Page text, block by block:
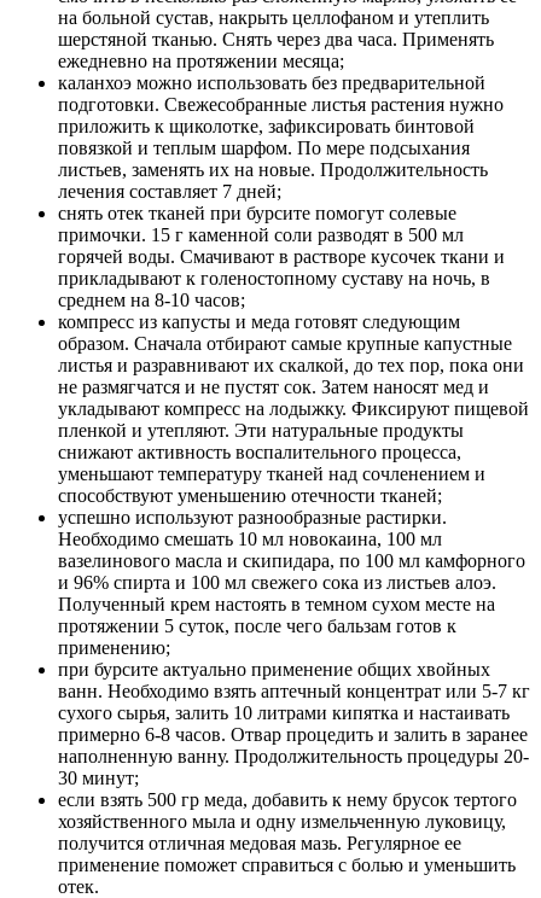
на больной сустав, накрыть целлофаном и утеплить
шерстяной тканью. Снять через два часа. Применять
ежедневно на протяжении месяца;
каланхоэ можно использовать без предварительной
подготовки. Свежесобранные листья растения нужно
приложить к щиколотке, зафиксировать бинтовой
повязкой и теплым шарфом. По мере подсыхания
листьев, заменять их на новые. Продолжительность
лечения составляет 7 дней;
снять отек тканей при бурсите помогут солевые
примочки. 15 г каменной соли разводят в 500 мл
горячей воды. Смачивают в растворе кусочек ткани и
прикладывают к голеностопному суставу на ночь, в
среднем на 8-10 часов;
компресс из капусты и меда готовят следующим
образом. Сначала отбирают самые крупные капустные
листья и разравнивают их скалкой, до тех пор, пока они
не размягчатся и не пустят сок. Затем наносят мед и
укладывают компресс на лодыжку. Фиксируют пищевой
пленкой и утепляют. Эти натуральные продукты
снижают активность воспалительного процесса,
уменьшают температуру тканей над сочленением и
способствуют уменьшению отечности тканей;
успешно используют разнообразные растирки.
Необходимо смешать 10 мл новокаина, 100 мл
вазелинового масла и скипидара, по 100 мл камфорного
и 96% спирта и 100 мл свежего сока из листьев алоэ.
Полученный крем настоять в темном сухом месте на
протяжении 5 суток, после чего бальзам готов к
применению;
при бурсите актуально применение общих хвойных
ванн. Необходимо взять аптечный концентрат или 5-7 кг
сухого сырья, залить 10 литрами кипятка и настаивать
примерно 6-8 часов. Отвар процедить и залить в заранее
наполненную ванну. Продолжительность процедуры 20-
30 минут;
если взять 500 гр меда, добавить к нему брусок тертого
хозяйственного мыла и одну измельченную луковицу,
получится отличная медовая мазь. Регулярное ее
применение поможет справиться с болью и уменьшить
отек.